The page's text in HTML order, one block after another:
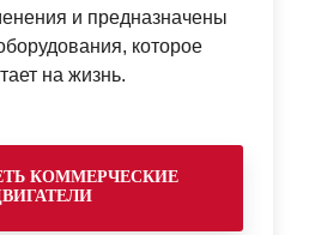
и предназначены
которое
на жизнь.
КОММЕРЧЕСКИЕ